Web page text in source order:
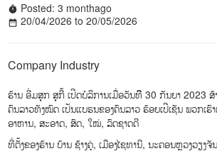
timer Posted: 3 monthago
date_range 20/04/2026 to 20/05/2026
Company Industry
ຮ້ານ ອີ່ມສຸກ ສຸກີ້ ເປີດບໍລິການເມື່ອວັນທືີ 30 ກັນຍາ 2023 ສ້
ຄົນລາວທັງໝົດ ເປັນແບຣນຂອງຄົນລາວ ຮ້ອຍເປີເຊັນ ພວກເຮົາ
ອາຫານ, ສະອາດ, ສົດ, ໃໝ່, ລົດຊາດດີ
ທີ່ຕັ້ງຂອງຮ້ານ ບ້ານ ຊ້າງຄູ່, ເມືອງໄຊທານີ, ນະຄອນຫຼວງວຽງຈັນ